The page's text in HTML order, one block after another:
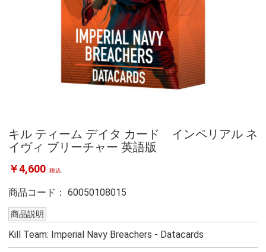
キル ティーム デイタ カード インペリアル ネ
イヴィ ブリーチャー 英語版
￥4,600 税込
商品コード： 60050108015
商品説明
Kill Team: Imperial Navy Breachers - Datacards